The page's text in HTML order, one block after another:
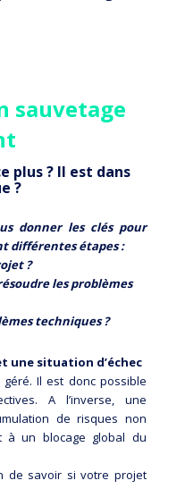
sauvetage
plus ? Il est dans
?
donner les clés pour
différentes étapes :
?
les problèmes
techniques ?
une situation d’échec
Il est donc possible
A l’inverse, une
de risques non
à un blocage global du
de savoir si votre projet